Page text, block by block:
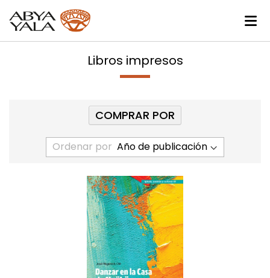
Libros impresos
Ordenar por
COMPRAR POR